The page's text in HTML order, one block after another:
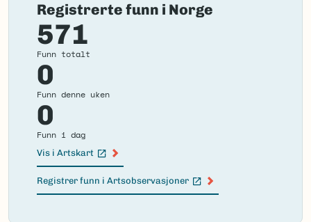
Registrerte funn i Norge
571
Funn totalt
0
Funn denne uken
0
Funn i dag
Vis i Artskart
(Ekstern lenke)
Registrer funn i Artsobservasjoner
(Ekstern lenke)